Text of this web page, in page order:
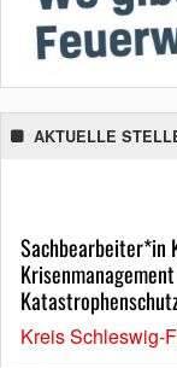
AKTUELLE
Sachbearbeiter*in
Kreis Schleswig-